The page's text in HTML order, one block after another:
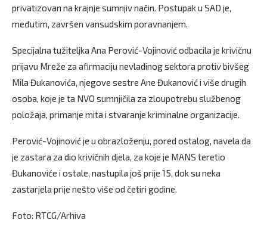
privatizovan na krajnje sumnjiv način. Postupak u SAD je,
međutim, završen vansudskim poravnanjem.
Specijalna tužiteljka Ana Perović-Vojinović odbacila je krivičnu
prijavu Mreže za afirmaciju nevladinog sektora protiv bivšeg
Mila Đukanovića, njegove sestre Ane Đukanović i više drugih
osoba, koje je ta NVO sumnjičila za zloupotrebu službenog
položaja, primanje mita i stvaranje kriminalne organizacije.
Perović-Vojinović je u obrazloženju, pored ostalog, navela da
je zastara za dio krivičnih djela, za koje je MANS teretio
Đukanoviće i ostale, nastupila još prije 15, dok su neka
zastarjela prije nešto više od četiri godine.
Foto: RTCG/Arhiva